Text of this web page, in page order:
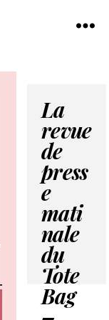
La
revue
de
press
e
mati
nale
du
Tote
Bag